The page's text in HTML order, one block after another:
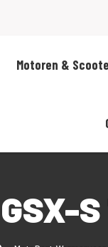
Motoren &